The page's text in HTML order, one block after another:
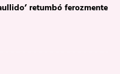
retumbó ferozmente